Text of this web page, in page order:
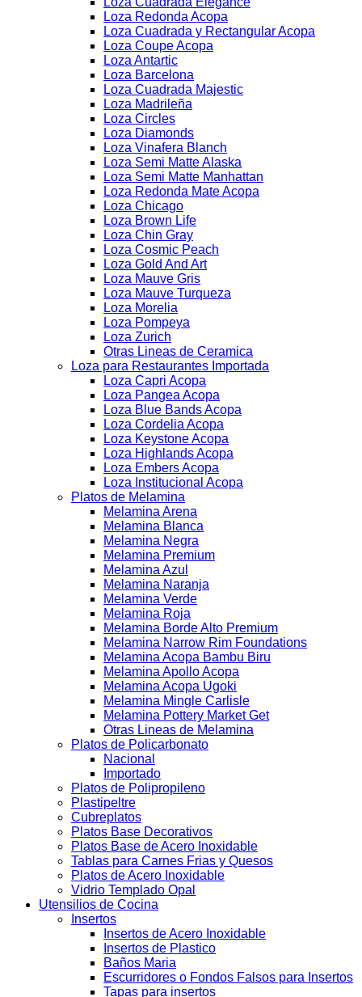
Loza Redonda Acopa
Loza Cuadrada y Rectangular Acopa
Loza Coupe Acopa
Loza Antartic
Loza Barcelona
Loza Cuadrada Majestic
Loza Madrileña
Loza Circles
Loza Diamonds
Loza Vinafera Blanch
Loza Semi Matte Alaska
Loza Semi Matte Manhattan
Loza Redonda Mate Acopa
Loza Chicago
Loza Brown Life
Loza Chin Gray
Loza Cosmic Peach
Loza Gold And Art
Loza Mauve Gris
Loza Mauve Turqueza
Loza Morelia
Loza Pompeya
Loza Zurich
Otras Lineas de Ceramica
Loza para Restaurantes Importada
Loza Capri Acopa
Loza Pangea Acopa
Loza Blue Bands Acopa
Loza Cordelia Acopa
Loza Keystone Acopa
Loza Highlands Acopa
Loza Embers Acopa
Loza Institucional Acopa
Platos de Melamina
Melamina Arena
Melamina Blanca
Melamina Negra
Melamina Premium
Melamina Azul
Melamina Naranja
Melamina Verde
Melamina Roja
Melamina Borde Alto Premium
Melamina Narrow Rim Foundations
Melamina Acopa Bambu Biru
Melamina Apollo Acopa
Melamina Acopa Ugoki
Melamina Mingle Carlisle
Melamina Pottery Market Get
Otras Lineas de Melamina
Platos de Policarbonato
Nacional
Importado
Platos de Polipropileno
Plastipeltre
Cubreplatos
Platos Base Decorativos
Platos Base de Acero Inoxidable
Tablas para Carnes Frias y Quesos
Platos de Acero Inoxidable
Vidrio Templado Opal
Utensilios de Cocina
Insertos
Insertos de Acero Inoxidable
Insertos de Plastico
Baños Maria
Escurridores o Fondos Falsos para Insertos
Tapas para insertos